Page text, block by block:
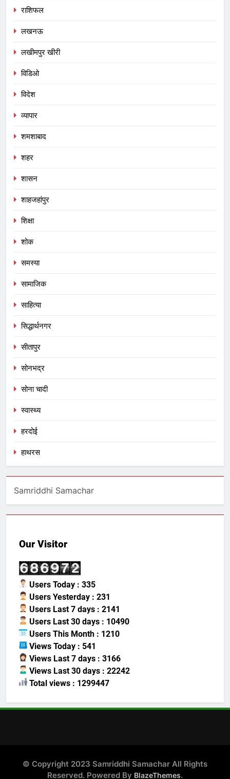
राशिफल
लखनऊ
लखीमपुर खीरी
विडिओ
विदेश
व्यापार
शमशाबाद
शहर
शासन
शाहजहांपुर
शिक्षा
शोक
समस्या
सामाजिक
साहित्या
सिद्धार्थनगर
सीतापुर
सोनभद्र
सोना चादी
स्वास्थ्य
हरदोई
हाथरस
Samriddhi Samachar
Our Visitor
Users Today : 335
Users Yesterday : 231
Users Last 7 days : 2141
Users Last 30 days : 10490
Users This Month : 1210
Views Today : 541
Views Last 7 days : 3166
Views Last 30 days : 22242
Total views : 1299447
© Copyright 2023 Samriddhi Samachar All Rights
Reserved. Powered By BlazeThemes.